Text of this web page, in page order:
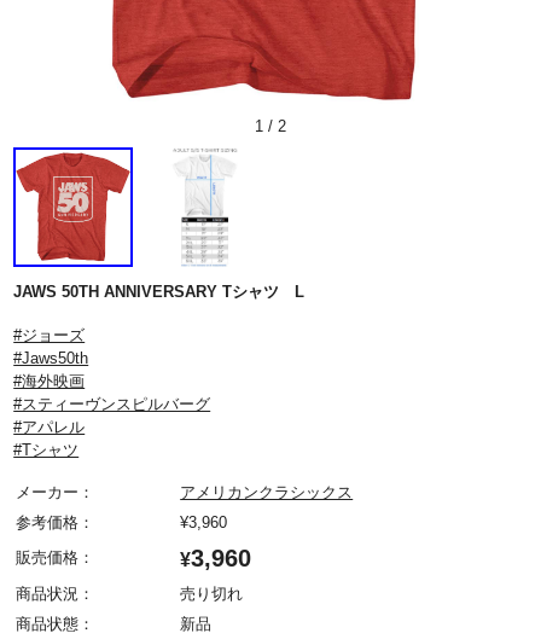
1 / 2
JAWS 50TH ANNIVERSARY Tシャツ L
#ジョーズ
#Jaws50th
#海外映画
#スティーヴンスピルバーグ
#アパレル
#Tシャツ
メーカー：
アメリカンクラシックス
参考価格：
¥3,960
販売価格：
¥3,960
商品状況：
売り切れ
商品状態：
新品